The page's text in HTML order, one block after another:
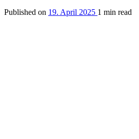
Published on 19. April 2025 1 min read